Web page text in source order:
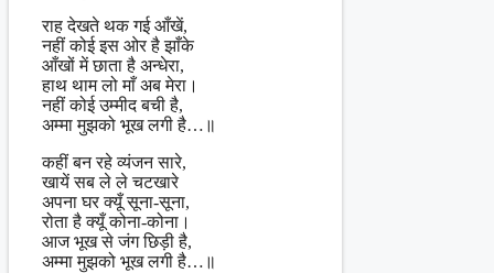
राह देखते थक गई आँखें,
नहीं कोई इस ओर है झाँके
आँखों में छाता है अन्धेरा,
हाथ थाम लो माँ अब मेरा।
नहीं कोई उम्मीद बची है,
अम्मा मुझको भूख लगी है…॥
कहीं बन रहे व्यंजन सारे,
खायें सब ले ले चटखारे
अपना घर क्यूँ सूना-सूना,
रोता है क्यूँ कोना-कोना।
आज भूख से जंग छिड़ी है,
अम्मा मुझको भूख लगी है…॥